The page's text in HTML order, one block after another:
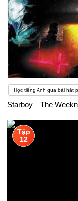
Học tiếng Anh qua bài hát
Starboy – The
Tập
12